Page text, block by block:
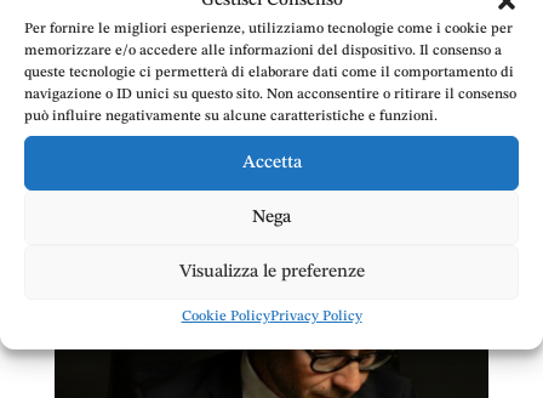
Per fornire le migliori esperienze, utilizziamo tecnologie come i cookie per
memorizzare e/o accedere alle informazioni del dispositivo. Il consenso a
queste tecnologie ci permetterà di elaborare dati come il comportamento di
navigazione o ID unici su questo sito. Non acconsentire o ritirare il consenso
può influire negativamente su alcune caratteristiche e funzioni.
Accetta
Nega
Visualizza le preferenze
Cookie PolicyPrivacy Policy
Uncategorized
Premessa L’Avvocato Emanuele Doria,
patrocinante in Cassazione con oltre vent’anni di
infortunistica complessa legati a incidenti stradali